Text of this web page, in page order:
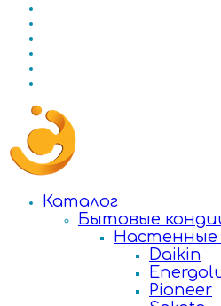
Каталог
Бытовые
Настенные
Daikin
Pioneer